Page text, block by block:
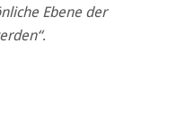
Ebene der
.